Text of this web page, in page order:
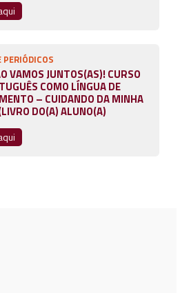
PERIÓDICOS
VAMOS JUNTOS(AS)! CURSO
COMO LÍNGUA DE
– CUIDANDO DA MINHA
DO(A) ALUNO(A)